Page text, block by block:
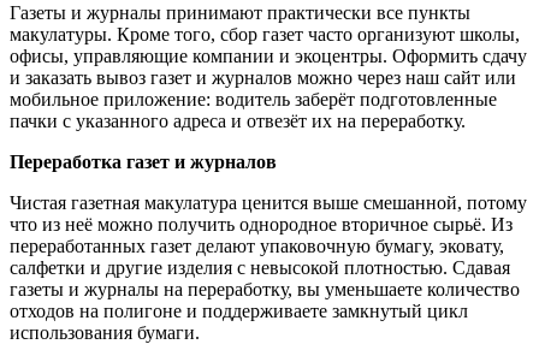
Газеты и журналы принимают практически все пункты
макулатуры. Кроме того, сбор газет часто организуют школы,
офисы, управляющие компании и экоцентры. Оформить сдачу
и заказать вывоз газет и журналов можно через наш сайт или
мобильное приложение: водитель заберёт подготовленные
пачки с указанного адреса и отвезёт их на переработку.
Переработка газет и журналов
Чистая газетная макулатура ценится выше смешанной, потому
что из неё можно получить однородное вторичное сырьё. Из
переработанных газет делают упаковочную бумагу, эковату,
салфетки и другие изделия с невысокой плотностью. Сдавая
газеты и журналы на переработку, вы уменьшаете количество
отходов на полигоне и поддерживаете замкнутый цикл
использования бумаги.